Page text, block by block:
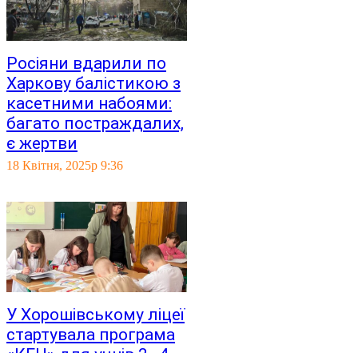
Росіяни вдарили по
Харкову балістикою з
касетними набоями:
багато постраждалих,
є жертви
18 Квітня, 2025р 9:36
У Хорошівському ліцеї
стартувала програма